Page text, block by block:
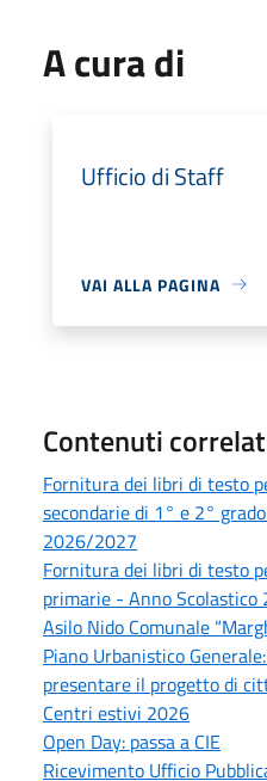
A cura di
Ufficio di Staff
VAI ALLA PAGINA
Contenuti
Fornitura dei libri di testo
secondarie di 1° e 2°
2026/2027
Fornitura dei libri di testo
primarie - Anno
Asilo Nido Comunale
Piano Urbanistico
presentare il progetto di
Centri estivi 2026
Open Day: passa a CIE
Ricevimento Ufficio